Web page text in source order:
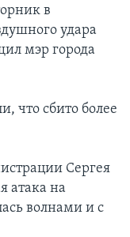
в
удара
мэр города
что сбито более
Сергея
атака на
волнами и с